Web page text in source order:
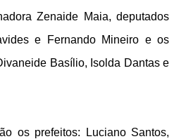
Zenaide Maia, deputados
e Fernando Mineiro e os
Basílio, Isolda Dantas e
os prefeitos: Luciano Santos,